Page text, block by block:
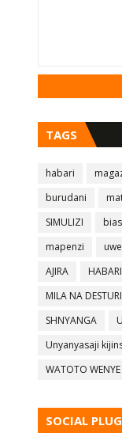
TAGS
habari
burudani
SIMULIZI
mapenzi
AJIRA
MILA NA DESTURI
SHNYANGA
Unyanyasaji
WATOTO
SOCIAL